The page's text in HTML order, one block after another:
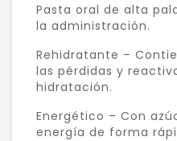
Pasta oral de alta
la administración.
Rehidratante –
las pérdidas y
hidratación.
Energético – Con
energía de forma